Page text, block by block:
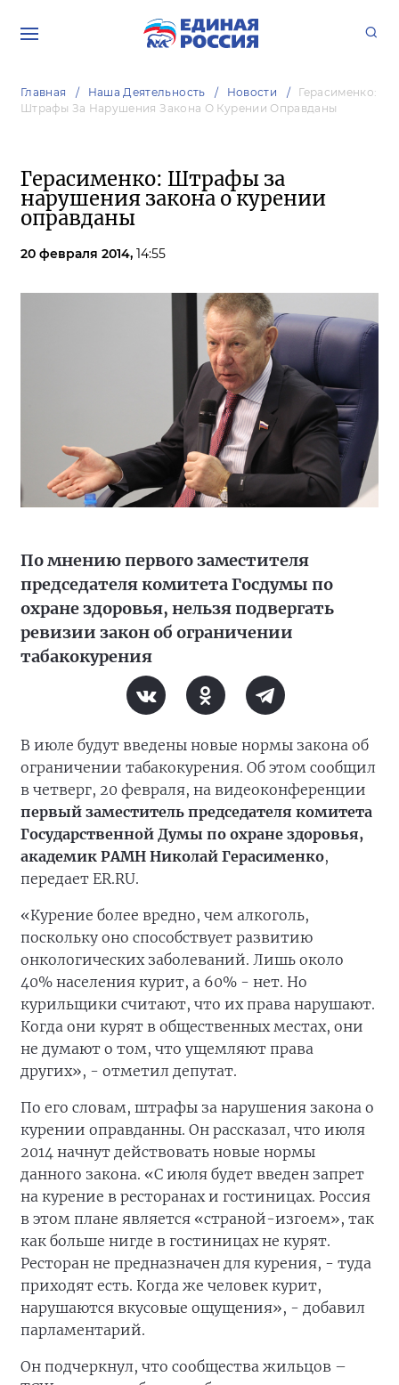
Главная Наша Деятельность Новости
Герасименко:
Штрафы За Нарушения Закона О Курении Оправданы
Герасименко: Штрафы за
нарушения закона о курении
оправданы
20 февраля 2014, 14:55
По мнению первого заместителя
председателя комитета Госдумы по
охране здоровья, нельзя подвергать
ревизии закон об ограничении
табакокурения
В июле будут введены новые нормы закона об
ограничении табакокурения. Об этом сообщил
в четверг, 20 февраля, на видеоконференции
первый заместитель председателя комитета
Государственной Думы по охране здоровья,
академик РАМН Николай Герасименко,
передает ER.RU.
«Курение более вредно, чем алкоголь,
поскольку оно способствует развитию
онкологических заболеваний. Лишь около
40% населения курит, а 60% - нет. Но
курильщики считают, что их права нарушают.
Когда они курят в общественных местах, они
не думают о том, что ущемляют права
других», - отметил депутат.
По его словам, штрафы за нарушения закона о
курении оправданны. Он рассказал, что июля
2014 начнут действовать новые нормы
данного закона. «С июля будет введен запрет
на курение в ресторанах и гостиницах. Россия
в этом плане является «страной-изгоем», так
как больше нигде в гостиницах не курят.
Ресторан не предназначен для курения, - туда
приходят есть. Когда же человек курит,
нарушаются вкусовые ощущения», - добавил
парламентарий.
Он подчеркнул, что сообщества жильцов –